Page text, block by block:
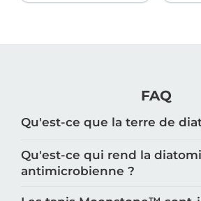
FAQ
Qu'est-ce que la terre de
Qu'est-ce qui rend la
antimicrobienne ?